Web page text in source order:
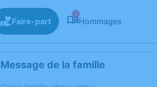
Faire-part
1
Hommages
Message de la famille